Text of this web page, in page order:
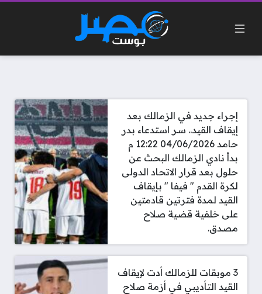
إجراء جديد في الزمالك بعد
إيقاف القيد.. سر استدعاء بدر
حامد 04/06/2026 12:22 م
بدأ نادي الزمالك البحث عن
حلول بعد قرار الاتحاد الدولى
لكرة القدم " فيفا " بإيقاف
القيد لمدة فترتين قادمتين
على خلفية قضية صلاح
مصدق.
3 موبقات للزمالك أدت لإيقاف
القيد التأديبي في أزمة صلاح